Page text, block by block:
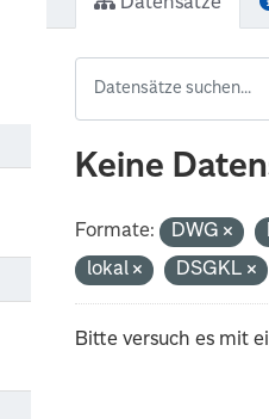
Keine
Formate: DWG
lokal
DSGKL
Bitte versuch es mit